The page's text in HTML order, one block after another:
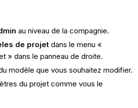
au niveau de la compagnie.
de projetdans le menu «
» dans le panneau de droite.
modèle que vous souhaitez modifier.
du projet comme vous le